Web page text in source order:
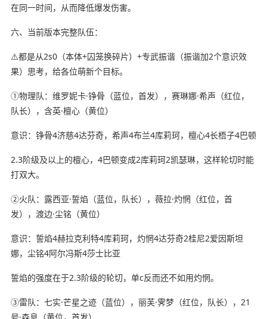
在同一时间，从而降低爆发伤害。
六、当前版本完整队伍：
⚠️都是从2s0（本体+囚笼换碎片）+专武振谐（振谐加2个意识效
果）思考，给各位萌新个目标。
①物理队：维罗妮卡·铮骨（蓝位，首发），赛琳娜·希声（红位，
队长），含英·檀心（黄位）
意识：铮骨4济慈4达芬奇，希声4布兰4库莉珂，檀心4长梧子4巴顿
2.3阶级及以上的檀心，4巴顿变成2库莉珂2凯瑟琳，这样轮切时能
打双大。
②火队：露西亚·誓焰（蓝位，队长），薇拉·灼惘（红位，首
发），渡边·尘铭（黄位）
意识：誓焰4赫拉克利特4库莉珂，灼惘4达芬奇2桂尼2爱因斯坦
娜，尘铭4阿尔冯斯4莎士比亚
誓焰的强度在于2.3阶级的轮切，单c反而还不如用灼惘。
③雷队：七实·芒星之迹（蓝位），丽芙·霁梦（红位，队长），21